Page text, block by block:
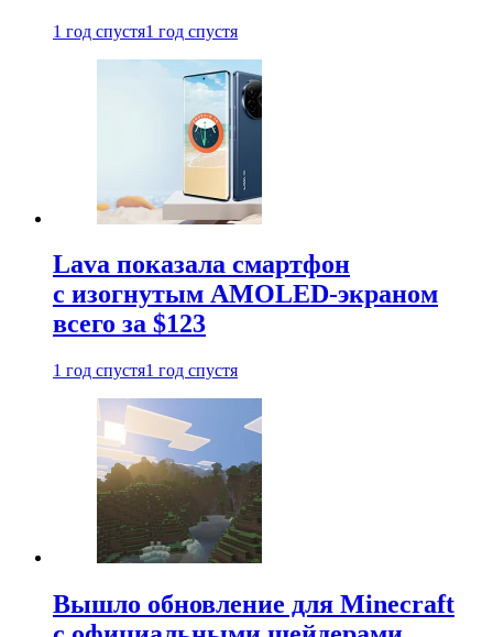
1 год спустя1 год спустя
Lava показала смартфон
с изогнутым AMOLED-экраном
всего за $123
1 год спустя1 год спустя
Вышло обновление для Minecraft